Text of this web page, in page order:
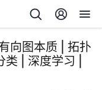
向图本质 | 拓扑
| 深度学习 |